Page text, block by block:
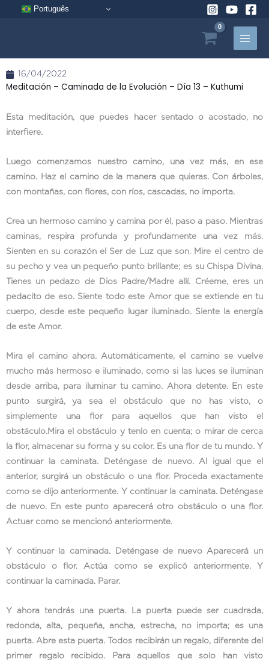
Português
16/04/2022
Meditación – Caminada de la Evolución – Día 13 – Kuthumi
Esta meditación, que puedes hacer sentado o acostado, no
interfiere.
Luego comenzamos nuestro camino, una vez más, en ese
camino. Haz el camino de la manera que quieras. Con árboles,
con montañas, con flores, con ríos, cascadas, no importa.
Crea un hermoso camino y camina por él, paso a paso. Mientras
caminas, respira profunda y profundamente una vez más.
Sienten en su corazón el Ser de Luz que son. Mire el centro de
su pecho y vea un pequeño punto brillante; es su Chispa Divina.
Tienes un pedazo de Dios Padre/Madre allí. Créeme, eres un
pedacito de eso. Siente todo este Amor que se extiende en tu
cuerpo, desde este pequeño lugar iluminado. Siente la energía
de este Amor.
Mira el camino ahora. Automáticamente, el camino se vuelve
mucho más hermoso e iluminado, como si las luces se iluminan
desde arriba, para iluminar tu camino. Ahora detente. En este
punto surgirá, ya sea el obstáculo que no has visto, o
simplemente una flor para aquellos que han visto el
obstáculo.Mira el obstáculo y tenlo en cuenta; o mirar de cerca
la flor, almacenar su forma y su color. Es una flor de tu mundo. Y
continuar la caminata. Deténgase de nuevo. Al igual que el
anterior, surgirá un obstáculo o una flor. Proceda exactamente
como se dijo anteriormente. Y continuar la caminata. Deténgase
de nuevo. En este punto aparecerá otro obstáculo o una flor.
Actuar como se mencionó anteriormente.
Y continuar la caminada. Deténgase de nuevo Aparecerá un
obstáculo o flor. Actúa como se explicó anteriormente. Y
continuar la caminada. Parar.
Y ahora tendrás una puerta. La puerta puede ser cuadrada,
redonda, alta, pequeña, ancha, estrecha, no importa; es una
puerta. Abre esta puerta. Todos recibirán un regalo, diferente del
primer regalo recibido. Para aquellos que solo han visto